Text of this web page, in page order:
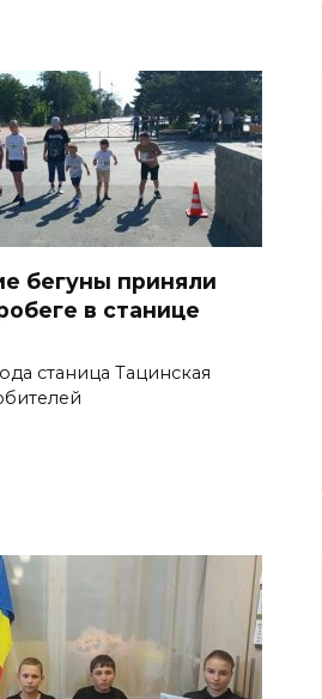
бегуны приняли
в станице
станица Тацинская